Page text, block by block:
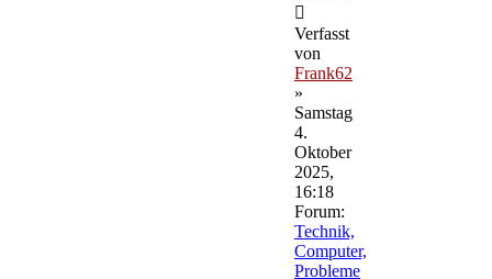
Verfasst
von
Frank62
»
Samstag
4.
Oktober
2025,
16:18
Forum:
Technik,
Computer,
Probleme